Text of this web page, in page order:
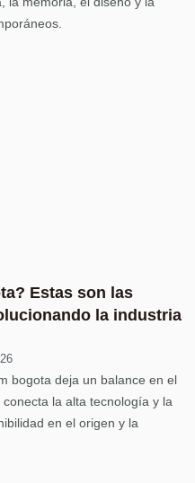
Estas son las
la industria
bogota deja un balance en el
la alta tecnología y la
en el origen y la